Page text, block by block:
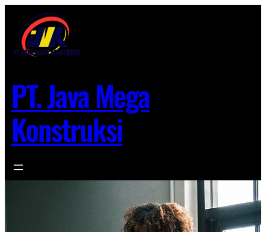
konten
PT. Java Mega
Konstruksi